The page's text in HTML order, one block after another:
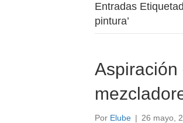
Entradas
pintura’
Aspiración
Por Elube | 26 mayo,